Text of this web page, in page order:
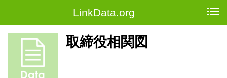
LinkData.org
取締役相関図